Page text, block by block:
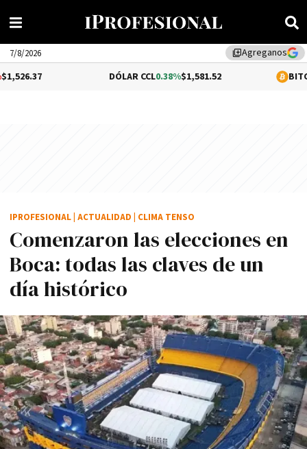
library_addAgreganos
7/8/2026
0.38%$1,581.52 1.32%
Comenzaron las elecciones en
Boca: todas las claves de un
día histórico
IPROFESIONAL ACTUALIDAD CLIMA TENSO